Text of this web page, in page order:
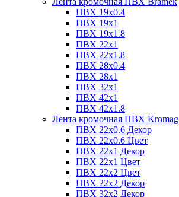
ПВХ 19x0.4
ПВХ 19х1
ПВХ 19х1.8
ПВХ 22х1
ПВХ 22х1.8
ПВХ 28х0.4
ПВХ 28х1
ПВХ 32x1
ПВХ 42х1
ПВХ 42х1.8
Лента кромочная ПВХ Kromag
ПВХ 22x0.6 Декор
ПВХ 22x0.6 Цвет
ПВХ 22x1 Декор
ПВХ 22x1 Цвет
ПВХ 22x2 Цвет
ПВХ 22x2 Декор
ПВХ 32x2 Декор